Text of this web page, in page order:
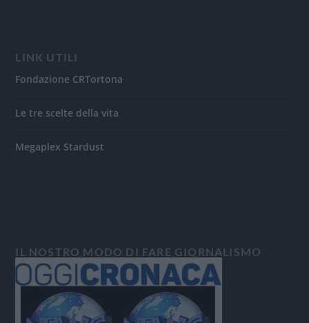
LINK UTILI
Fondazione CRTortona
Le tre scelte della vita
Megaplex Stardust
IL NOSTRO MODO DI FARE GIORNALISMO